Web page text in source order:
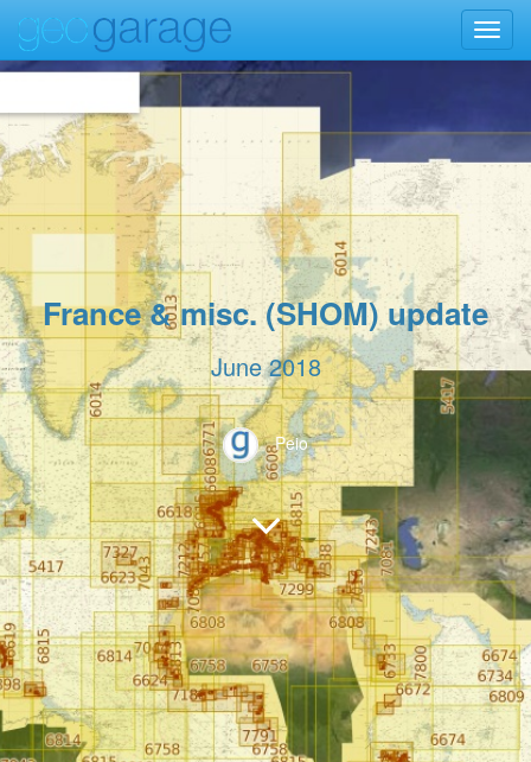
France & misc. (SHOM) update
June 2018
Peio